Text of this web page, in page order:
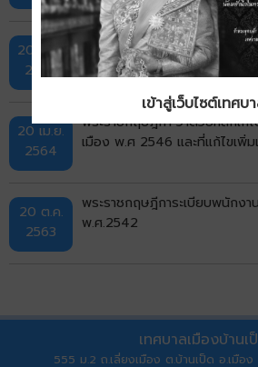
20 เม.ย.
2564
พระราชกฤษฎีกา ค่าเช่าบ้านข้า
20 เม.ย.
2564
พระราชกฤษฎีกา ว่าด้วยหลักเก
เมือง พ.ศ 2546 และที่แก้ไขเพิ่ม
20 ต.ค.
2563
พระราชกฤษฎีการะเบียบพนักง
พ.ศ.2542
เทศบาลเมืองบ้านเ
555 ม.2 ถ.เลี่ยงเมือง ต.บ้านเป็ด อ.เมื
เข้าสู่เว็บไซต์เทศบ